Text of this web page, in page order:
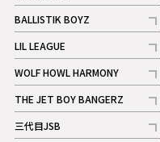
記事
BALLISTIK BOYZ
記事
LIL LEAGUE
記事
WOLF HOWL HARMONY
記事
THE JET BOY BANGERZ
記事
三代目JSB